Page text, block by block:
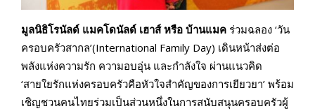
มูลนิธิโรนัลด์ แมคโดนัลด์ เฮาส์ หรือ บ้านแมค ร่วมฉลอง ‘วัน
ครอบครัวสากล’(International Family Day) เดินหน้าส่งต่อ
พลังแห่งความรัก ความอบอุ่น และกำลังใจ ผ่านแนวคิด
‘สายใยรักแห่งครอบครัวคือหัวใจสำคัญของการเยียวยา’ พร้อม
เชิญชวนคนไทยร่วมเป็นส่วนหนึ่งในการสนับสนุนครอบครัวผู้